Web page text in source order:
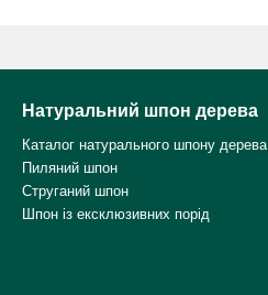
Натуральний шпон дерева
Каталог натурального шпону дерева
Пиляний шпон
Струганий шпон
Шпон із ексклюзивних порід